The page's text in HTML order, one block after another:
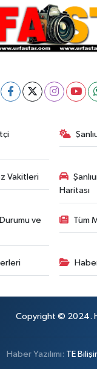
Vakitleri
Haritası
ve
Tüm
Copyright © 2024.
Haber Yazılımı: TE